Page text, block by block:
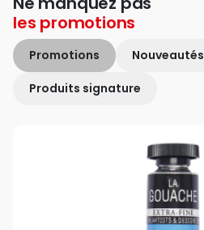
les promotions
Promotions Nouveautés
Produits signature